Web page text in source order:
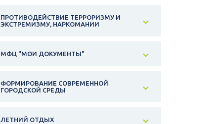
ПРОТИВОДЕЙСТВИЕ ТЕРРОРИЗМУ И
ЭКСТРЕМИЗМУ, НАРКОМАНИИ
МФЦ "МОИ ДОКУМЕНТЫ"
ФОРМИРОВАНИЕ СОВРЕМЕННОЙ
ГОРОДСКОЙ СРЕДЫ
ЛЕТНИЙ ОТДЫХ